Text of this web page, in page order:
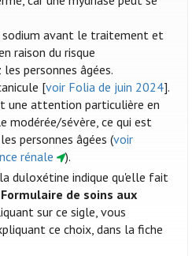
avant le traitement et
raison du risque
personnes âgées.
[voir Folia de juin 2024].
une attention particulière en
modérée/sévère, ce qui est
personnes âgées (voir
rénale
).
duloxétine indique qu'elle fait
Formulaire de soins aux
sur ce sigle, vous
ce choix, dans la fiche